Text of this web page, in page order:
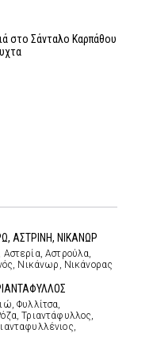
στο Σάνταλο Καρπάθου
ΑΣΤΡΙΝΗ, ΝΙΚΑΝΩΡ
Αστρούλα,
Νικάνωρ, Νικάνορας
Φυλλίτσα,
Τριαντάφυλλος,